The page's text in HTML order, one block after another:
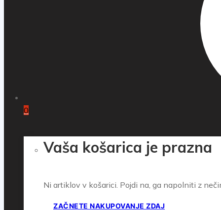
0
Vaša košarica je prazna
Ni artiklov v košarici. Pojdi na, ga napolniti z
ZAČNETE NAKUPOVANJE ZDAJ